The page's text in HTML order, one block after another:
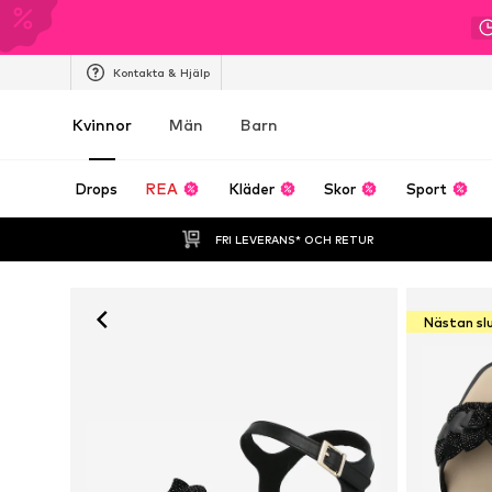
Kontakta & Hjälp
Kvinnor Män Barn
Drops REA Kläder Skor Sport
FRI LEVERANS* OCH RETUR
Nästan